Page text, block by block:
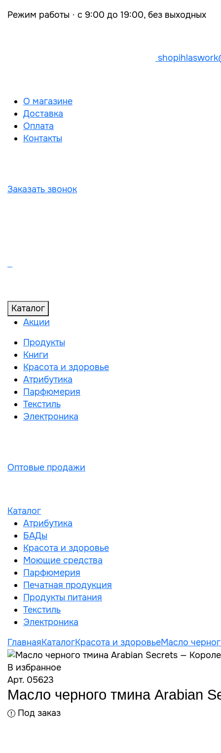
Режим работы · с 9:00 до 19:00, без выходных
О магазине
Доставка
Оплата
Контакты
Заказать звонок
Каталог
Акции
Продукты
Книги
Красота и здоровье
Атрибутика
Парфюмерия
Текстиль
Электроника
Оптовые продажи
Каталог
Атрибутика
БАДы
Красота и здоровье
Моющие средства
Парфюмерия
Печатная продукция
Продукты питания
Текстиль
Электроника
ГлавнаяКаталогКрасота и здоровьеМасло
В избранное
Арт. 05623
Масло черного тмина Arabian
Под заказ